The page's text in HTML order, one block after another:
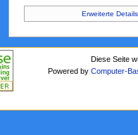
Erweiterte
Diese Seite
Powered byComputer-